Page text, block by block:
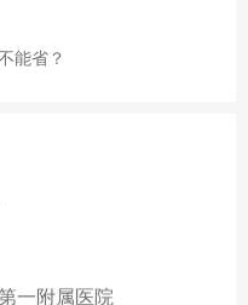
能省？
一附属医院